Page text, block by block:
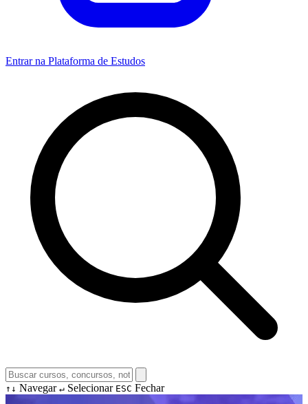
Entrar na Plataforma de Estudos
↑↓ Navegar ↵ Selecionar ESC Fechar